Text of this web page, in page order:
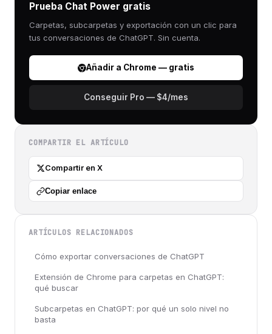
Prueba Chat Power gratis
Carpetas, subcarpetas y exportación con un clic para
tus conversaciones de ChatGPT. Sin cuenta.
Añadir a Chrome — gratis
Conseguir Pro — $4/mes
COMPARTIR EL ARTÍCULO
Compartir en X
Copiar enlace
ARTÍCULOS RELACIONADOS
Cómo exportar conversaciones de ChatGPT
Extensión de Chrome para carpetas en ChatGPT:
qué buscar
Subcarpetas en ChatGPT: por qué un solo nivel no
basta